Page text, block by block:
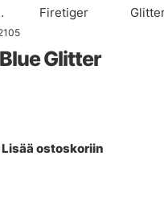
Firetiger
Glitter
Lisää ostoskoriin